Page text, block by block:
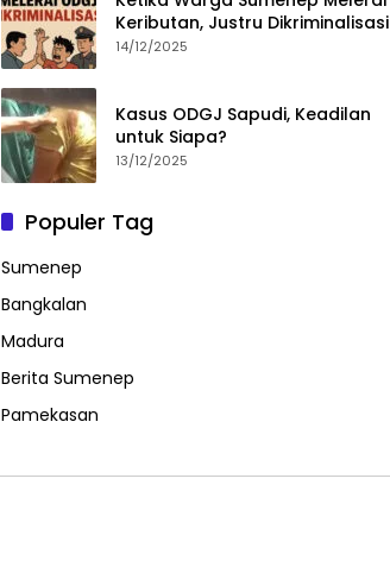
Keributan, Justru Dikriminalisasi
14/12/2025
Kasus ODGJ Sapudi, Keadilan
untuk Siapa?
13/12/2025
Populer Tag
Sumenep
Bangkalan
Madura
Berita Sumenep
Pamekasan